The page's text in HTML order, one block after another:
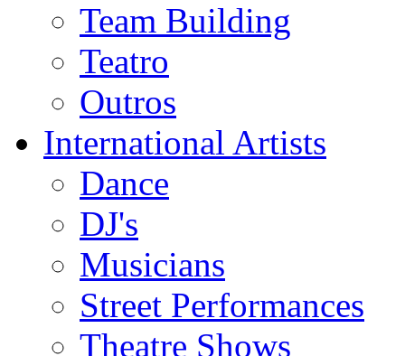
Team Building
Teatro
Outros
International Artists
Dance
DJ's
Musicians
Street Performances
Theatre Shows